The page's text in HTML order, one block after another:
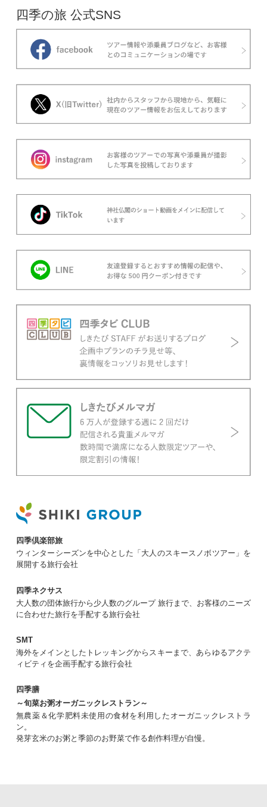
元伊勢を巡ること。「元伊勢」とは・・・？崇神
鎮座地にお祀りすることにしました。そこで、倭
姫命に命じて新たな鎮座地を探しに各地を巡らせ
[年1回] 吉原祇園祭・花手水めぐり
今回は、吉原祇園祭「おてんのさん」の六社詣
と、伊豆国一宮の三嶋大社をあわせて巡る、神社
好きの方におすすめの日帰り旅をご案内します。
調べた限りだと、吉原祇園祭に行くツアーを実施
しているのは私たち【四季の旅】だけ。他の旅行
[新] 三大曳山祭の高山祭・岐阜富山の
一宮
新ツアーのタイトルは・・・4月14(火)発 1本
限定 高山祭・飛騨国と越中国の一宮巡りです！
数えられる、飛騨の高山祭の感動をお客様にぜひ
味わっていただきたく企画しました！岐阜県高山
形文化遺産」「日本三大曳山祭」「日本三大美
祭」に数えられる、とても有名なお祭りです。今
年の春は計18万人の人出が見込まれており、大
「日本三大修験道」という言葉を聞いたことはあ
山」。そして福岡県の「英彦山(ひこさん)」で
す。英彦山の山頂に鎮座する英彦山神宮の本社は
「上宮」ともいわれ、この3年程、工事のために
立ち入りが禁止されていました。この度、工事が
終了し、美しくよみがえった上宮を登拝すること
ができるようになりました。
2026年3月8日配信
[新] 八幡平ドラゴンアイ
新ツアー発表のお知らせです！八幡平ドラゴンア
イ(鏡沼)・温泉巡りリトリート 2泊3日間です。
ドラゴンアイとは、秋田県と岩手県にまたがる八
幡平(はちまんたい)で見られる幻の絶景です。
龍の瞳のように見える現象のことです。雪と氷が
織りなす神秘的な姿はまさに絶景！そんな神秘の
絶景を見に行きませんか？
2026年3月5日配信
秩父羊山公園の芝桜・「花の寺」塩船
観音寺のつつじ
上の写真をご覧ください。とってもキレイですよ
観音寺が初登場します！東京都青梅市にある塩船
ます。塩船観音寺の代名詞ともいえるお祭りが、
春の「つつじまつり」です。
[予約開始] 出雲国七社巡り 5月出発
で、出雲大社などがある島根県東部に焦点を絞っ
て巡ります。 神話の地でもあり、縁結びの聖地
巡りが可能になっています。
[3～5月] 飛行機・新幹線ツアー10選
3～5月の飛行機・新幹線ツアーの中から厳選し
企画の仕方はしていません。企画者がそのエリア
について調べ、現地施設や観光協会の方々のお話
を聞き、ぜひ皆様をお連れしたいという場所を自
ら選んで行程を作成しています。そのためお客様
[来月再開] 神社でドラゴンボール集
四季の旅 公式SNS
四季倶楽部旅
ウィンターシーズンを中心とした「大人のスキースノボツアー」を
展開する旅行会社
四季ネクサス
大人数の団体旅行から少人数のグループ 旅行まで、お客様のニーズ
に合わせた旅行を手配する旅行会社
SMT
海外をメインとしたトレッキングからスキーまで、あらゆるアクテ
ィビティを企画手配する旅行会社
四季膳
～旬菜お粥オーガニックレストラン～
無農薬＆化学肥料未使用の食材を利用したオーガニックレストラ
ン。
発芽玄米のお粥と季節のお野菜で作る創作料理が自慢。